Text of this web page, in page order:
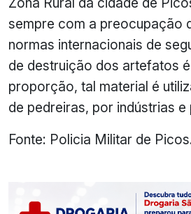
sempre com a preocupação
normas internacionais de
de destruição dos artefatos
proporção, tal material é
de pedreiras, por indústrias
Fonte: Policia Militar de